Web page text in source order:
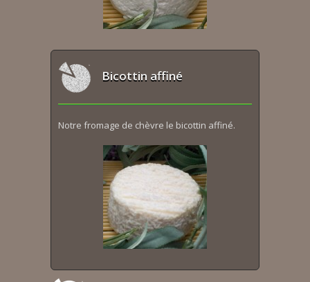
Bicottin affiné
Notre fromage de chèvre le bicottin affiné.